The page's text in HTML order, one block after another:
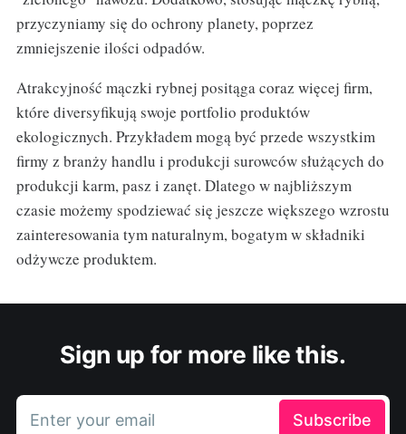
przyczyniamy się do ochrony planety, poprzez
zmniejszenie ilości odpadów.
Atrakcyjność mączki rybnej positąga coraz więcej firm,
które diversyfikują swoje portfolio produktów
ekologicznych. Przykładem mogą być przede wszystkim
firmy z branży handlu i produkcji surowców służących do
produkcji karm, pasz i zanęt. Dlatego w najbliższym
czasie możemy spodziewać się jeszcze większego wzrostu
zainteresowania tym naturalnym, bogatym w składniki
odżywcze produktem.
Sign up for more like this.
Enter your email Subscribe